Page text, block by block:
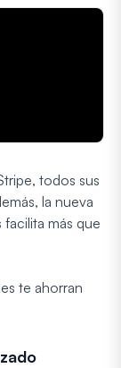
todos sus
la nueva
más que
te ahorran